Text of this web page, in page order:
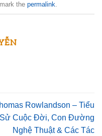
the permalink.
Rowlandson – Tiểu
Sử Cuộc Đời, Con Đường
Nghệ Thuật & Các Tác